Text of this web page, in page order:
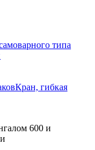
типа
Кран, гибкая